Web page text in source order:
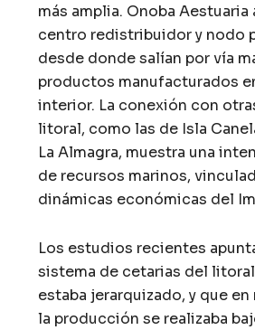
más amplia. Onoba
centro redistribuidor y nodo
desde donde salían por vía
productos manufacturados
interior. La conexión con
litoral, como las de Isla
La Almagra, muestra una
de recursos marinos,
dinámicas económicas del
Los estudios recientes
sistema de cetarias del
estaba jerarquizado, y que
la producción se realizaba